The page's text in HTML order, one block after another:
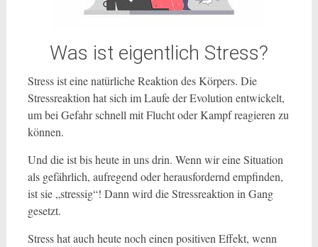
Was ist eigentlich Stress?
Stress ist eine natürliche Reaktion des Körpers. Die
Stressreaktion hat sich im Laufe der Evolution entwickelt,
um bei Gefahr schnell mit Flucht oder Kampf reagieren zu
können.
Und die ist bis heute in uns drin. Wenn wir eine Situation
als gefährlich, aufregend oder herausfordernd empfinden,
ist sie „stressig“! Dann wird die Stressreaktion in Gang
gesetzt.
Stress hat auch heute noch einen positiven Effekt, wenn